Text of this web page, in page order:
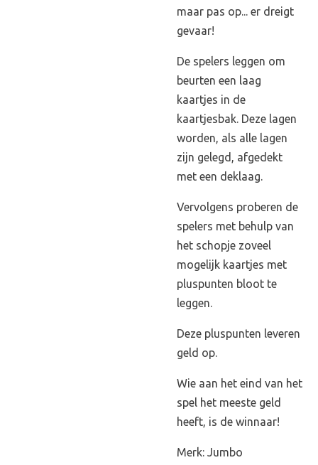
maar pas op... er dreigt
gevaar!
De spelers leggen om
beurten een laag
kaartjes in de
kaartjesbak. Deze lagen
worden, als alle lagen
zijn gelegd, afgedekt
met een deklaag.
Vervolgens proberen de
spelers met behulp van
het schopje zoveel
mogelijk kaartjes met
pluspunten bloot te
leggen.
Deze pluspunten leveren
geld op.
Wie aan het eind van het
spel het meeste geld
heeft, is de winnaar!
Merk: Jumbo